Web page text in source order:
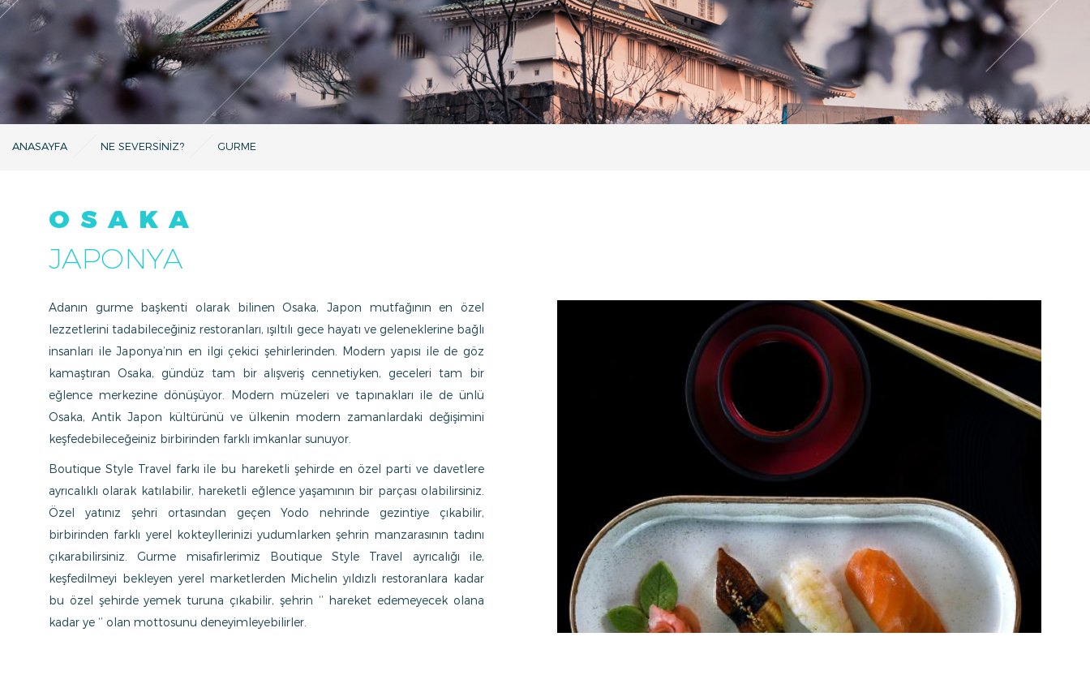
ANASAYFA NE SEVERSINIZ? GURME
OSAKA
JAPONYA
Adanın gurme başkenti olarak bilinen Osaka, Japon mutfağının en özel
lezzetlerini tadabileceğiniz restoranları, ışıltılı gece hayatı ve geleneklerine bağlı
insanları ile Japonya’nın en ilgi çekici şehirlerinden. Modern yapısı ile de göz
kamaştıran Osaka, gündüz tam bir alışveriş cennetiyken, geceleri tam bir
eğlence merkezine dönüşüyor. Modern müzeleri ve tapınakları ile de ünlü
Osaka, Antik Japon kültürünü ve ülkenin modern zamanlardaki değişimini
keşfedebileceğeiniz birbirinden farklı imkanlar sunuyor.
Boutique Style Travel farkı ile bu hareketli şehirde en özel parti ve davetlere
ayrıcalıklı olarak katılabilir, hareketli eğlence yaşamının bir parçası olabilirsiniz.
Özel yatınız şehri ortasından geçen Yodo nehrinde gezintiye çıkabilir,
birbirinden farklı yerel kokteyllerinizi yudumlarken şehrin manzarasının tadını
çıkarabilirsiniz. Gurme misafirlerimiz Boutique Style Travel ayrıcalığı ile,
keşfedilmeyi bekleyen yerel marketlerden Michelin yıldızlı restoranlara kadar
bu özel şehirde yemek turuna çıkabilir, şehrin ‘’ hareket edemeyecek olana
kadar ye ‘’ olan mottosunu deneyimleyebilirler.